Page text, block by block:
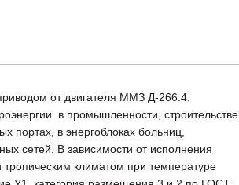
от двигателя ММЗ Д-266.4.
в промышленности, строительстве,
портах, в энергоблоках больниц,
сетей. В зависимости от исполнения
тропическим климатом при температуре